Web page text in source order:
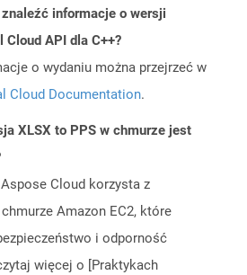
informacje o wersji
Cloud API dla C++?
o wydaniu można przejrzeć w
Cloud Documentation.
XLSX to PPS w chmurze jest
Cloud korzysta z
Amazon EC2, które
i odporność
więcej o [Praktykach